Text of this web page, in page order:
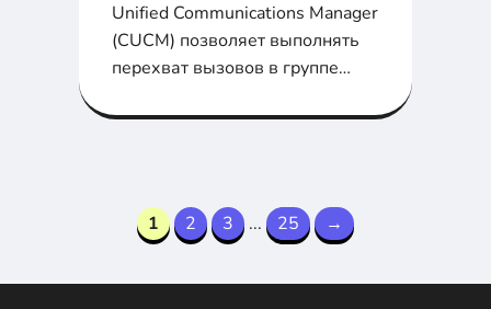
Unified Communications Manager
(CUCM) позволяет выполнять
перехват вызовов в группе
1 2 3 ... 25 →